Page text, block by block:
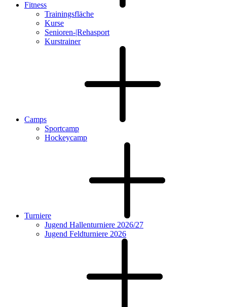
Fitness
Trainingsfläche
Kurse
Senioren-|Rehasport
Kurstrainer
Camps
Sportcamp
Hockeycamp
Turniere
Jugend Hallenturniere 2026/27
Jugend Feldturniere 2026